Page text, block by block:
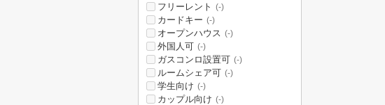
フリーレント (-)
カードキー (-)
オープンハウス (-)
外国人可 (-)
ガスコンロ設置可 (-)
ルームシェア可 (-)
学生向け (-)
カップル向け (-)